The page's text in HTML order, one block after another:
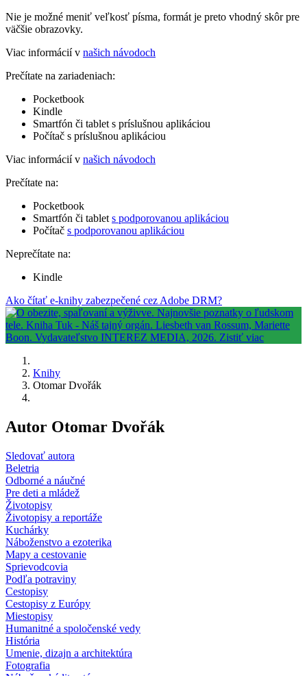
Nie je možné meniť veľkosť písma, formát je preto vhodný skôr pre
väčšie obrazovky.
Viac informácií v našich návodoch
Prečítate na zariadeniach:
Pocketbook
Kindle
Smartfón či tablet s príslušnou aplikáciou
Počítač s príslušnou aplikáciou
Viac informácií v našich návodoch
Prečítate na:
Pocketbook
Smartfón či tablet s podporovanou aplikáciou
Počítač s podporovanou aplikáciou
Neprečítate na:
Kindle
Ako čítať e-knihy zabezpečené cez Adobe DRM?
Knihy
Otomar Dvořák
Autor Otomar Dvořák
Sledovať autora
Beletria
Odborné a náučné
Pre deti a mládež
Životopisy
Životopisy a reportáže
Kuchárky
Náboženstvo a ezoterika
Mapy a cestovanie
Sprievodcovia
Podľa potraviny
Cestopisy
Cestopisy z Európy
Miestopisy
Humanitné a spoločenské vedy
História
Umenie, dizajn a architektúra
Fotografia